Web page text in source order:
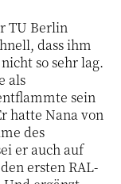
TU Berlin
dass ihm
so sehr lag.
als
sein
hatte Nana von
des
er auch auf
ersten RAL-